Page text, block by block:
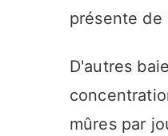
présente de
D'autres
mûres par